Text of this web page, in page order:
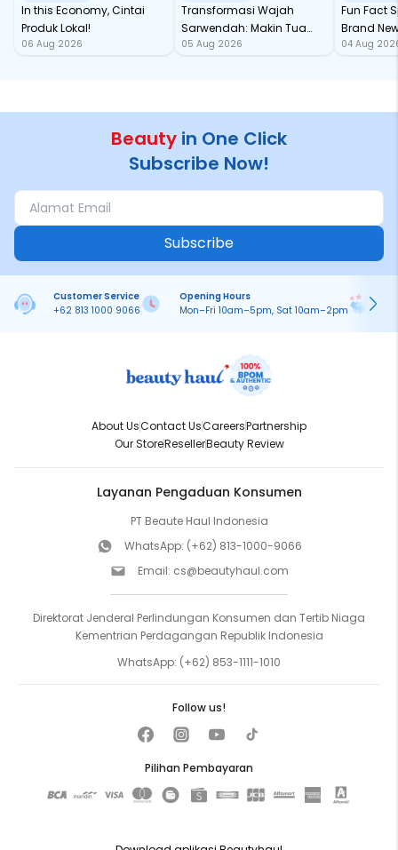
In this Economy, Cintai
Produk Lokal!
06 Aug 2026
Transformasi Wajah
Sarwendah: Makin Tua
Semakin Glowing
05 Aug 2026
Fun Fact Spider-Man
Brand
Baru
04 Aug
Beauty in One Click
Subscribe Now!
Subscribe
Customer Service
+62 813 1000 9066
Opening Hours
Mon–Fri 10am–5pm, Sat 10am–2pm
About UsContact UsCareersPartnership
Our StoreResellerBeauty Review
Layanan Pengaduan Konsumen
PT Beaute Haul Indonesia
WhatsApp: (+62) 813-1000-9066
Email: cs@beautyhaul.com
Direktorat Jenderal Perlindungan Konsumen dan Tertib Niaga
Kementrian Perdagangan Republik Indonesia
WhatsApp: (+62) 853-1111-1010
Pilihan Pembayaran
Follow us!